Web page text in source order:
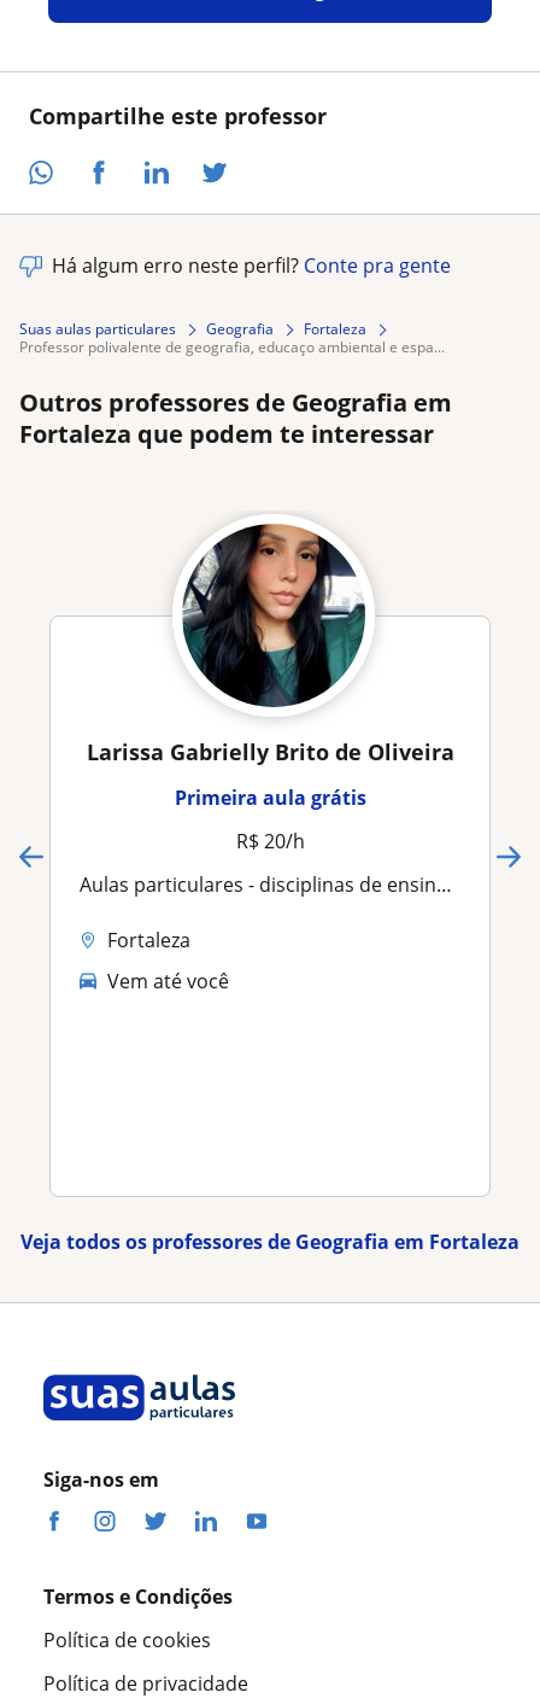
Compartilhe este professor
Há algum erro neste perfil? Conte pra gente
Suas aulas particulares Geografia
Fortaleza
professor polivalente de geografia, educaço ambiental e espa...
Outros professores de Geografia em
Fortaleza que podem te interessar
Larissa Gabrielly Brito de Oliveira
Primeira aula grátis
R$ 20/h
Aulas particulares - disciplinas de ensino fundamental
Fortaleza
Vem até você
Veja todos os professores de Geografia em Fortaleza
Siga-nos em
Termos e Condições
Política de cookies
Política de privacidade